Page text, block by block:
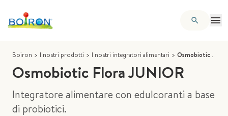
Boiron > I nostri prodotti > I nostri integratori alimentari > Osmobiotic Flora JUNIOR
Osmobiotic Flora JUNIOR
Integratore alimentare con edulcoranti a base
di probiotici.